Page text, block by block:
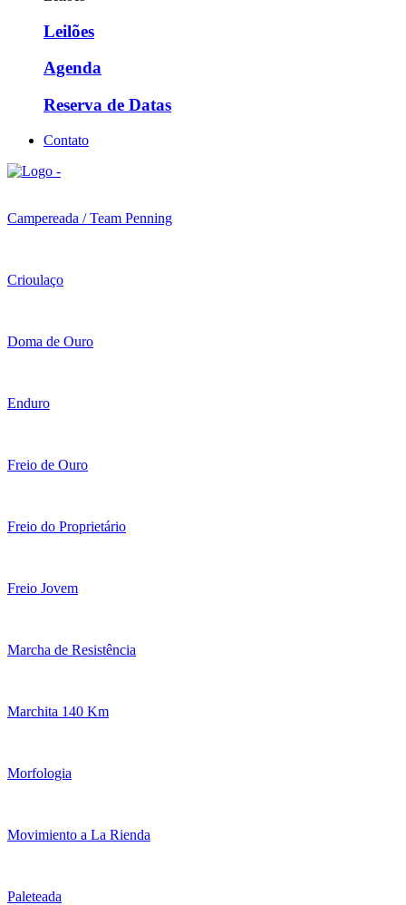
Leilões
Agenda
Reserva de Datas
Contato
Campereada / Team Penning
Crioulaço
Doma de Ouro
Enduro
Freio de Ouro
Freio do Proprietário
Freio Jovem
Marcha de Resistência
Marchita 140 Km
Morfologia
Movimiento a La Rienda
Paleteada